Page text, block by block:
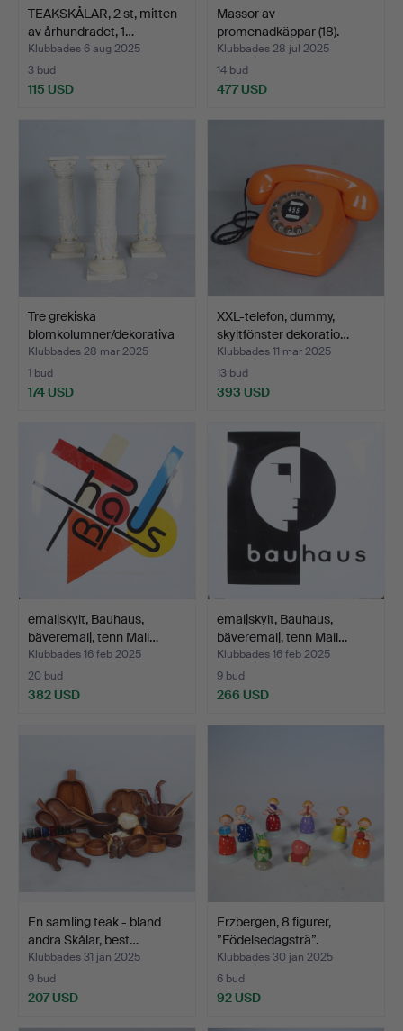
TEAKSKÅLAR, 2 st, mitten
av århundradet, 1…
Klubbades 6 aug 2025
3 bud
115 USD
Massor av
promenadkäppar (18).
Klubbades 28 jul 2025
14 bud
477 USD
Tre grekiska
blomkolumner/dekorativa
pelar…
Klubbades 28 mar 2025
1 bud
174 USD
XXL-telefon, dummy,
skyltfönster dekoratio…
Klubbades 11 mar 2025
13 bud
393 USD
emaljskylt, Bauhaus,
bäveremalj, tenn Mall…
Klubbades 16 feb 2025
20 bud
382 USD
emaljskylt, Bauhaus,
bäveremalj, tenn Mall…
Klubbades 16 feb 2025
9 bud
266 USD
En samling teak - bland
andra Skålar, best…
Klubbades 31 jan 2025
9 bud
207 USD
Erzbergen, 8 figurer,
”Födelsedagsträ”.
Klubbades 30 jan 2025
6 bud
92 USD